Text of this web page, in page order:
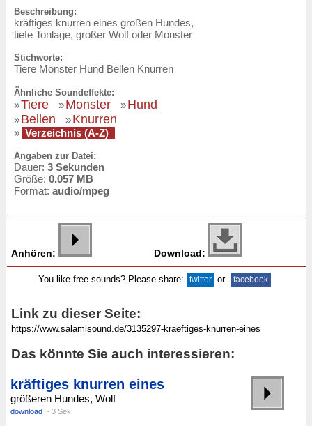
Beschreibung:
kräftiges knurren eines großen Hundes,
tiefe Tonlage, großer Wolf oder Monster
Stichworte:
Tiere Monster Hund Bellen Knurren
Ähnliche Soundeffekte:
»Tiere »Monster »Hund
»Bellen »Knurren
» Verzeichnis (A-Z)
Angaben zur Datei:
Dauer: 3 Sekunden
Größe: 0.057 MB
Format: audio/mpeg
Anhören: Download:
You like free sounds? Please share: twitter or facebook
Link zu dieser Seite:
Das könnte Sie auch interessieren:
kräftiges knurren eines
größeren Hundes, Wolf
download ~ 3 Sek.